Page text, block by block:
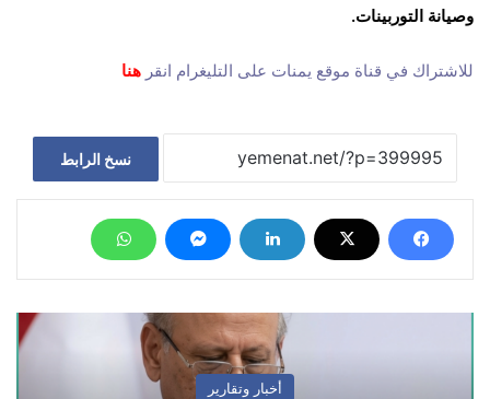
وصيانة التوربينات.
للاشتراك في قناة موقع يمنات على التليغرام انقر هنا
نسخ الرابط
أخبار وتقارير